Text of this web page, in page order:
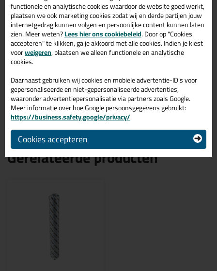
Zoek je kit in een specifieke kleur? Gevonden! Deze glaskit met
komo Easyseal XPS 310ml in de kleur RAL 6009 Dennengroen is
te gebruiken voor verschillende toepassingen. Een duurzame en
veelzijdige kit welke makkelijk te verwerken is. Perfect als je een
bijpassende kleur zoekt met gegarandeerd een topresultaat.
Bestel de Easyseal XPS 310ml in kleur RAL 6009 Dennengroen
vandaag nog! Op voorraad en op werkdagen besteld = morgen in
huis.
Wil je meer weten over de toepassing en kenmerken van dit
product?Lees alles over dit product >
Gerelateerde producten
functionele en analytische cookies waardoor de website goed werkt,
plaatsen we ook marketing cookies zodat wij en derde partijen jouw
internetgedrag kunnen volgen en persoonlijke content kunnen laten
zien. Meer weten?Lees hier ons cookiebeleid. Door op "Cookies
accepteren" te klikken, ga je akkoord met alle cookies. Indien je kiest
voorweigeren, plaatsen we alleen functionele en analytische
cookies.
Daarnaast gebruiken wij cookies en mobiele advertentie-ID’s voor
gepersonaliseerde en niet-gepersonaliseerde advertenties,
waaronder advertentiepersonalisatie via partners zoals Google.
Meer informatie over hoe Google persoonsgegevens gebruikt:
https://business.safety.google/privacy/
Cookies accepteren